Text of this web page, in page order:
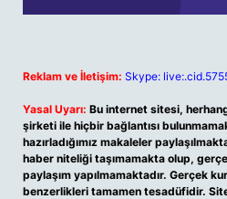
Reklam ve İletişim: Skype:
Yasal Uyarı: Bu internet sitesi,
şirketi ile hiçbir bağlantısı
hazırladığımız makaleler
haber niteliği taşımamakta olup,
paylaşım yapılmamaktadır. Gerçek
benzerlikleri tamamen tesadüfidir.